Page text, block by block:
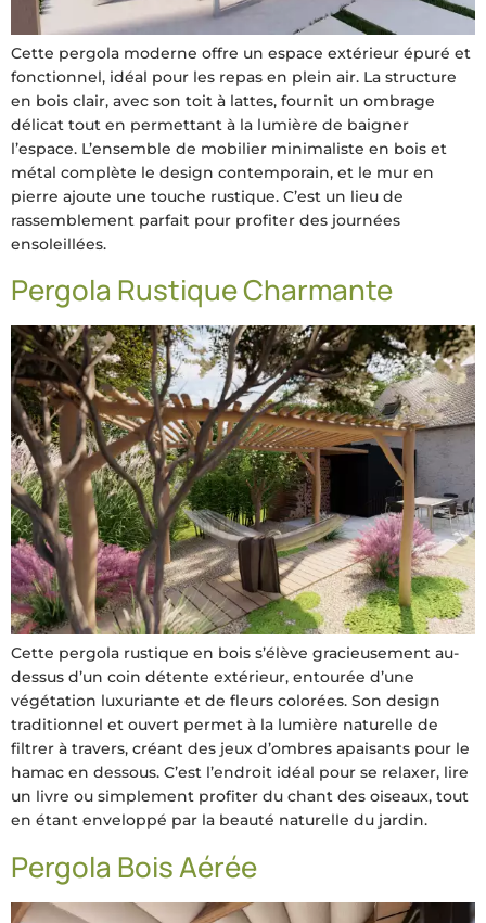
Cette pergola moderne offre un espace extérieur épuré et
fonctionnel, idéal pour les repas en plein air. La structure
en bois clair, avec son toit à lattes, fournit un ombrage
délicat tout en permettant à la lumière de baigner
l’espace. L’ensemble de mobilier minimaliste en bois et
métal complète le design contemporain, et le mur en
pierre ajoute une touche rustique. C’est un lieu de
rassemblement parfait pour profiter des journées
ensoleillées.
Pergola Rustique Charmante
Cette pergola rustique en bois s’élève gracieusement au-
dessus d’un coin détente extérieur, entourée d’une
végétation luxuriante et de fleurs colorées. Son design
traditionnel et ouvert permet à la lumière naturelle de
filtrer à travers, créant des jeux d’ombres apaisants pour le
hamac en dessous. C’est l’endroit idéal pour se relaxer, lire
un livre ou simplement profiter du chant des oiseaux, tout
en étant enveloppé par la beauté naturelle du jardin.
Pergola Bois Aérée